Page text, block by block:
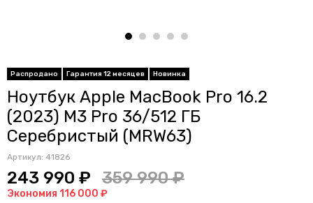
Распродано Гарантия 12 месяцев Новинка
Ноутбук Apple MacBook Pro 16.2
(2023) M3 Pro 36/512 ГБ
Серебристый (MRW63)
Артикул: 41826
243 990 ₽ 359 990 ₽
Экономия 116 000 ₽